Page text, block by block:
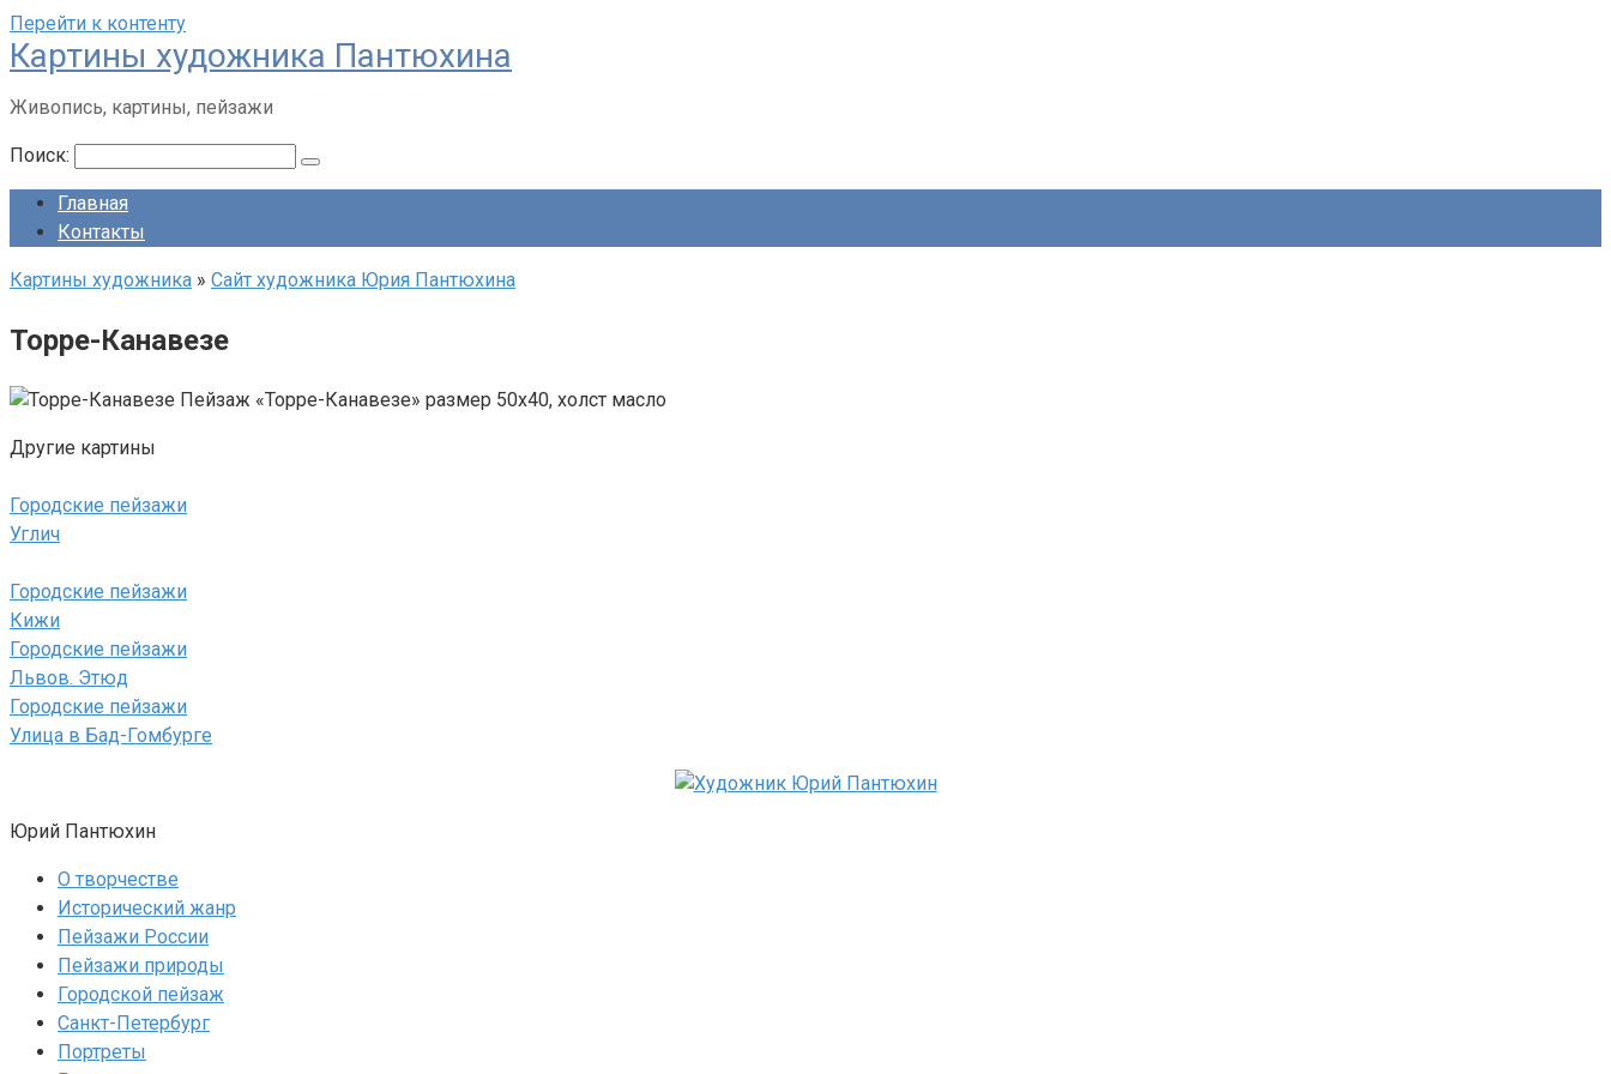
Перейти к контенту
Картины художника Пантюхина
Живопись, картины, пейзажи
Поиск:
Главная
Контакты
Картины художника » Сайт художника Юрия Пантюхина
Торре-Канавезе
Пейзаж «Торре-Канавезе» размер 50х40, холст масло
Другие картины
Городские пейзажи
Углич
Городские пейзажи
Кижи
Городские пейзажи
Львов. Этюд
Городские пейзажи
Улица в Бад-Гомбурге
Юрий Пантюхин
О творчестве
Исторический жанр
Пейзажи России
Пейзажи природы
Городской пейзаж
Санкт-Петербург
Портреты